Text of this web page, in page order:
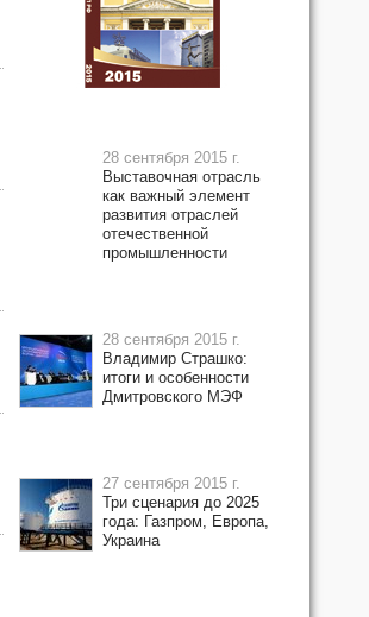
28 сентября 2015 г.
Выставочная отрасль
как важный элемент
развития отраслей
отечественной
промышленности
28 сентября 2015 г.
Владимир Страшко:
итоги и особенности
Дмитровского МЭФ
27 сентября 2015 г.
Три сценария до 2025
года: Газпром, Европа,
Украина